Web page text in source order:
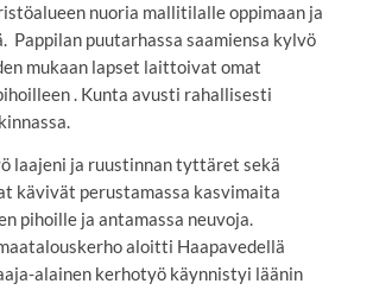
nuoria mallitilalle oppimaan ja
Pappilan puutarhassa saamiensa kylvö
mukaan lapset laittoivat omat
. Kunta avusti rahallisesti
laajeni ja ruustinnan tyttäret sekä
kävivät perustamassa kasvimaita
pihoille ja antamassa neuvoja.
aloitti Haapavedellä
alainen kerhotyö käynnistyi läänin